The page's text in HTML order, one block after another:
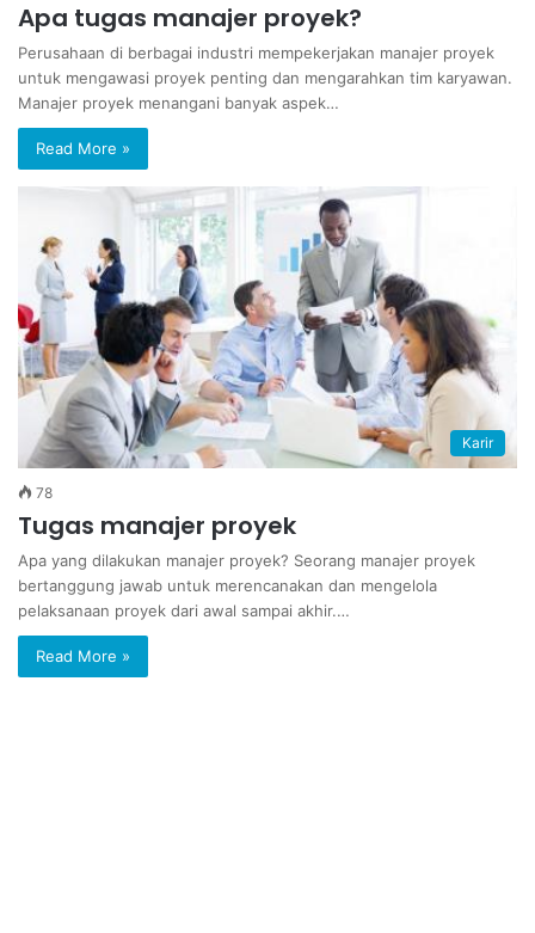
Apa tugas manajer proyek?
Perusahaan di berbagai industri mempekerjakan manajer proyek
untuk mengawasi proyek penting dan mengarahkan tim karyawan.
Manajer proyek menangani banyak aspek…
Read More »
Karir
78
Tugas manajer proyek
Apa yang dilakukan manajer proyek? Seorang manajer proyek
bertanggung jawab untuk merencanakan dan mengelola
pelaksanaan proyek dari awal sampai akhir.…
Read More »